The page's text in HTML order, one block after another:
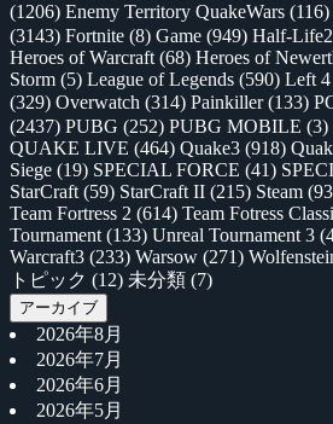
(1206) Enemy Territory QuakeWars (116)
(3143) Fortnite (8) Game (949) Half-Life2
Heroes of Warcraft (68) Heroes of
Storm (5) League of Legends (590) Left 4
(329) Overwatch (314) Painkiller(133)
(2437) PUBG (252) PUBG MOBILE (3)
QUAKE LIVE (464) Quake3 (918)
Siege (19) SPECIAL FORCE (41)
StarCraft (59) StarCraft II (215) Steam
Team Fortress 2 (614) Team Fotress
Tournament (133) Unreal Tournament 3
Warcraft3 (233) Warsow (271)
トピック (12) 未分類 (7)
アーカイブ
2026年8月
2026年7月
2026年6月
2026年5月